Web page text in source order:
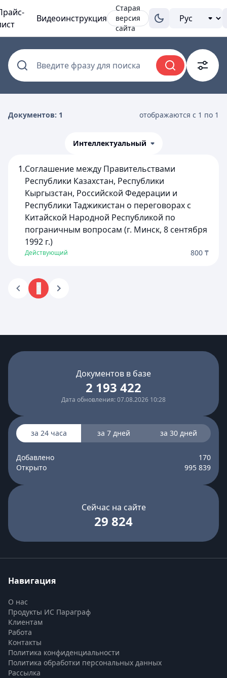
Видеоинструкция
Старая
версия
сайта
Введите фразу для поиска
Документов: 1 отображаются с 1 по 1
Интеллектуальный
1.Соглашение между Правительствами
Республики Казахстан, Республики
Кыргызстан, Российской Федерации и
Республики Таджикистан о переговорах с
Китайской Народной Республикой по
пограничным вопросам (г. Минск, 8 сентября
1992 г.)
Действующий 800 ₸
Документов в базе
2 193 422
Дата обновления: 07.08.2026 10:28
за 24 часа за 7 дней за 30 дней
Добавлено
170
Открыто
995 839
Сейчас на сайте
29 824
Навигация
О нас
Продукты ИС Параграф
Клиентам
Работа
Контакты
Политика конфиденциальности
Политика обработки персональных данных
Рассылка